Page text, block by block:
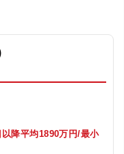
降平均1890万円/最小